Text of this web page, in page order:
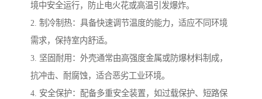
境中安全运行，防止电火花或高温引发爆炸。
2. 制冷制热：具备快速调节温度的能力，适应不同环境
需求，保持室内舒适。
3. 坚固耐用：外壳通常由高强度金属或防爆材料制成，
抗冲击、耐腐蚀，适合恶劣工业环境。
4. 安全保护：配备多重安全装置，如过载保护、短路保